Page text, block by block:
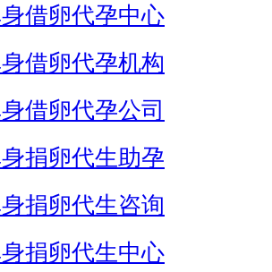
借卵代孕中心
借卵代孕机构
借卵代孕公司
捐卵代生助孕
捐卵代生咨询
捐卵代生中心